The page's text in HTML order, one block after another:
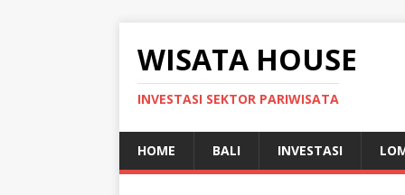
WISATA HOUSE
INVESTASI SEKTOR PARIWISATA
HOME BALI INVESTASI